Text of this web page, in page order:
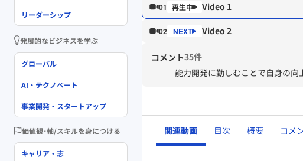
01 Video 1
02 Video 2
コメント35件
能力開発に勤しむことで自身の向
関連動画 目次 概要 コメ
リーダーシップ
発展的なビジネスを学ぶ
グローバル
AI・テクノベート
事業開発・スタートアップ
価値観･軸/スキルを身につける
キャリア・志